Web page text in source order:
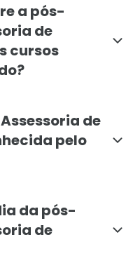
a pós-
de
cursos
de
pelo
da pós-
de